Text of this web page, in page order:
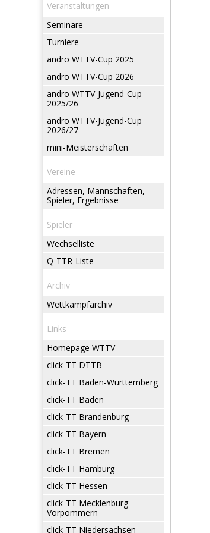
Veranstaltungen
Seminare
Turniere
andro WTTV-Cup 2025
andro WTTV-Cup 2026
andro WTTV-Jugend-Cup
2025/26
andro WTTV-Jugend-Cup
2026/27
mini-Meisterschaften
Vereine
Adressen, Mannschaften,
Spieler, Ergebnisse
Spieler
Wechselliste
Q-TTR-Liste
Archiv
Wettkampfarchiv
Links
Homepage WTTV
click-TT DTTB
click-TT Baden-Württemberg
click-TT Baden
click-TT Brandenburg
click-TT Bayern
click-TT Bremen
click-TT Hamburg
click-TT Hessen
click-TT Mecklenburg-
Vorpommern
click-TT Niedersachsen